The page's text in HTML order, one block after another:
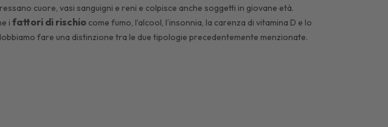
cuore, vasi sanguigni e reni e colpisce anche soggetti in giovane età.
i fattori di rischiocome fumo, l’alcool, l’insonnia, la carenza di vitamina D e lo
fare una distinzione tra le due tipologie precedentemente menzionate.